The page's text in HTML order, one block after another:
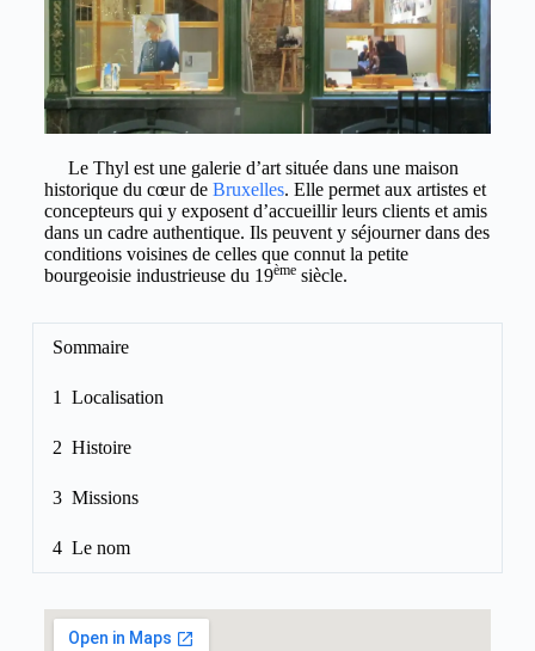
Le Thyl est une galerie d’art située dans une maison
historique du cœur de Bruxelles. Elle permet aux artistes et
concepteurs qui y exposent d’accueillir leurs clients et amis
dans un cadre authentique. Ils peuvent y séjourner dans des
conditions voisines de celles que connut la petite
bourgeoisie industrieuse du 19èmesiècle.
Sommaire
1 Localisation
2 Histoire
3 Missions
4 Le nom